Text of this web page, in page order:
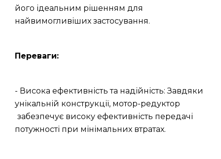
його ідеальним рішенням для
найвимогливіших застосування.
Переваги:
- Висока ефективність та надійність: Завдяки
унікальній конструкції, мотор-редуктор
забезпечує високу ефективність передачі
потужності при мінімальних втратах.